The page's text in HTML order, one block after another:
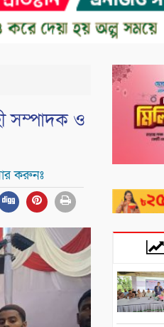
সম্পাদক ও
করুনঃ